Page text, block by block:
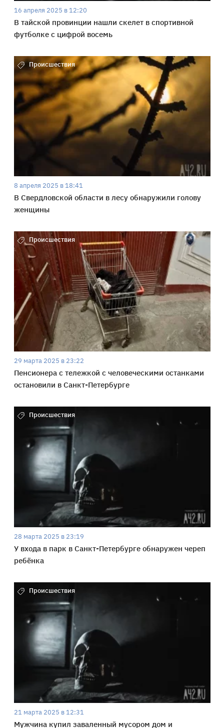
16 апреля 2025 в 12:20
В тайской провинции нашли скелет в спортивной
футболке с цифрой восемь
Происшествия
8 апреля 2025 в 18:41
В Свердловской области в лесу обнаружили голову
женщины
Происшествия
29 марта 2025 в 23:22
Пенсионера с тележкой с человеческими останками
остановили в Санкт-Петербурге
Происшествия
28 марта 2025 в 23:19
У входа в парк в Санкт-Петербурге обнаружен череп
ребёнка
Происшествия
21 марта 2025 в 12:31
Мужчина купил заваленный мусором дом и